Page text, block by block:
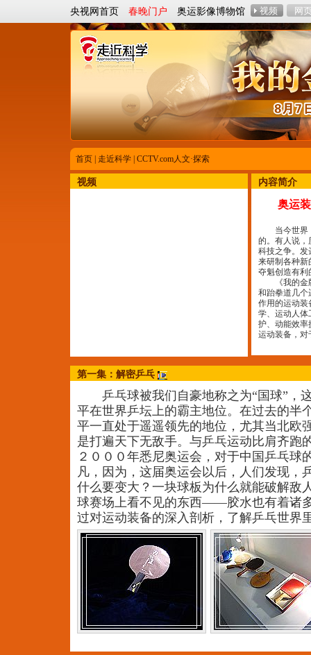
央视网首页 春晚门户 奥运影像博物馆
首页 走近科学 CCTV.com人文·探索
视频 内容简介
奥运
当今世界，
的。有人说，
科技之争。发
来研制各种新
夺魁创造有利
《我的金牌
和跆拳道几个
作用的运动装
学、运动人体
护、动能效率
运动装备，对
第一集：解密乒乓
乒乓球被我们自豪地称之为“国球”，
平在世界乒坛上的霸主地位。在过去的半
平一直处于遥遥领先的地位，尤其当北欧
是打遍天下无敌手。与乒乓运动比肩齐跑
２０００年悉尼奥运会，对于中国乒乓球
凡，因为，这届奥运会以后，人们发现，
什么要变大？一块球板为什么就能破解敌
球赛场上看不见的东西——胶水也有着诸
过对运动装备的深入剖析，了解乒乓世界